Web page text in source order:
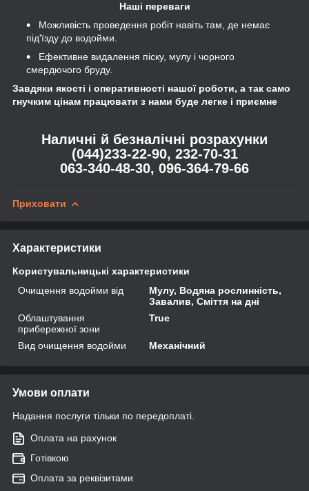
Наші переваги
Можливість проведення робіт навіть там, де немає
під'їзду до водойми.
Ефективне видалення піску, мулу і чорного
смердючого бруду.
Завдяки якості і оперативності нашої роботи, а так само
гнучким цінам працювати з нами буде легке і приємне
Наличні й безналічні розрахунки
(044)233-22-90, 232-70-31
063-340-48-30, 096-364-79-66
Приховати
Характеристики
Користувальницькі характеристики
Очищення водойми від
Мулу, Водяна рослинність,
Завалив, Сміття на дні
Облаштування
прибережної зони
True
Вид очищення водойми Механічний
Умови оплати
Надання послуги тільки по передоплаті.
Оплата на рахунок
Готівкою
Оплата за реквізитами